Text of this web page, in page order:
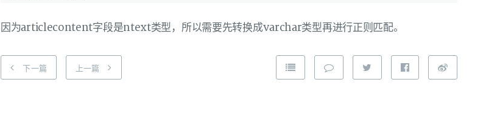
因为articlecontent字段是ntext类型，所以需要先转换成varchar类型再进行正则匹配。
下一篇 上一篇